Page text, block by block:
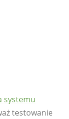
systemu
testowanie